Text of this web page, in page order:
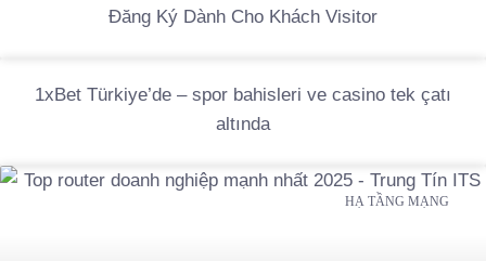
Đăng Ký Dành Cho Khách Visitor
1xBet Türkiye’de – spor bahisleri ve casino tek çatı
altında
HẠ TẦNG MẠNG